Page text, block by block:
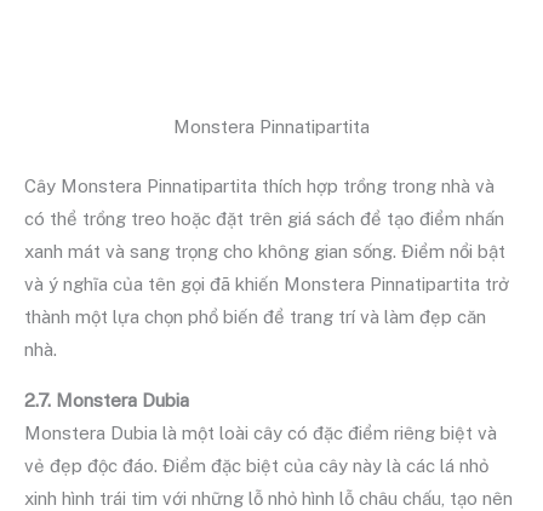
Monstera Pinnatipartita
Cây Monstera Pinnatipartita thích hợp trồng trong nhà và
có thể trồng treo hoặc đặt trên giá sách để tạo điểm nhấn
xanh mát và sang trọng cho không gian sống. Điểm nổi bật
và ý nghĩa của tên gọi đã khiến Monstera Pinnatipartita trở
thành một lựa chọn phổ biến để trang trí và làm đẹp căn
nhà.
2.7. Monstera Dubia
Monstera Dubia là một loài cây có đặc điểm riêng biệt và
vẻ đẹp độc đáo. Điểm đặc biệt của cây này là các lá nhỏ
xinh hình trái tim với những lỗ nhỏ hình lỗ châu chấu, tạo nên